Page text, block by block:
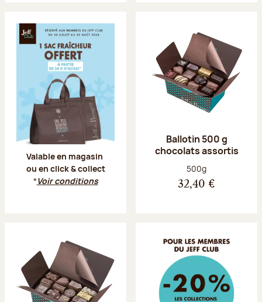
Valable en magasin
ou en click & collect
*Voir conditions
Ballotin 500 g
chocolats assortis
Poids net :
500g
32,40 €